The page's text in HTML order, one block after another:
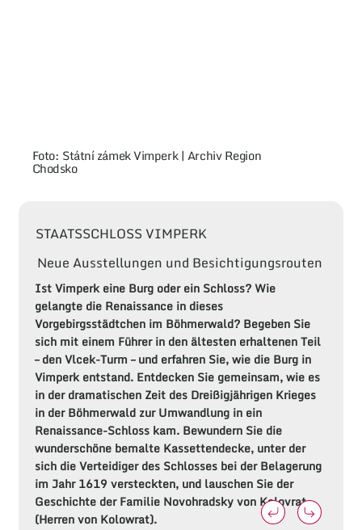
Foto: Státní zámek Vimperk | Archiv Region
Chodsko
STAATSSCHLOSS VIMPERK
Neue Ausstellungen und Besichtigungsrouten
Ist Vimperk eine Burg oder ein Schloss? Wie
gelangte die Renaissance in dieses
Vorgebirgsstädtchen im Böhmerwald? Begeben Sie
sich mit einem Führer in den ältesten erhaltenen Teil
– den Vlcek-Turm – und erfahren Sie, wie die Burg in
Vimperk entstand. Entdecken Sie gemeinsam, wie es
in der dramatischen Zeit des Dreißigjährigen Krieges
in der Böhmerwald zur Umwandlung in ein
Renaissance-Schloss kam. Bewundern Sie die
wunderschöne bemalte Kassettendecke, unter der
sich die Verteidiger des Schlosses bei der Belagerung
im Jahr 1619 versteckten, und lauschen Sie der
Geschichte der Familie Novohradsky von Kolovrat
(Herren von Kolowrat).